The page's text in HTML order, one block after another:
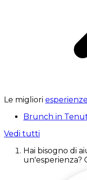
Le migliori
Brunch in
Vedi tutti
Hai bisogno di
un'esperienza?